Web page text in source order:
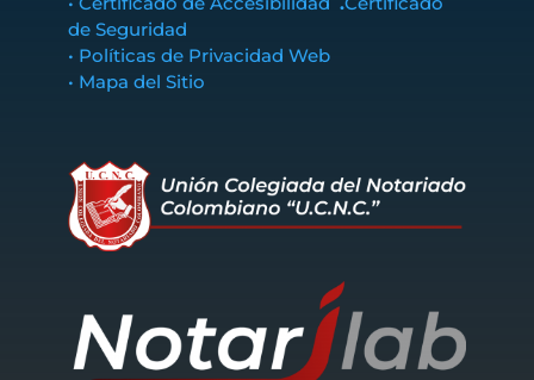
de Seguridad
• Políticas de Privacidad Web
• Mapa del Sitio